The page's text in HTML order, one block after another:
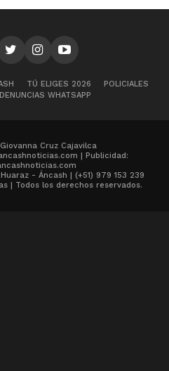
TÚ ELIGES 2026
POLICIALES
DENUNCIAS WHATSAPP
Cruz Cajavilca
| Publicidad:
- Áncash | (+51) 979 153 239
| Todos los derechos reservados.